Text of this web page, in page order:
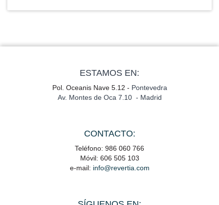
ESTAMOS EN:
Pol. Oceanis Nave 5.12 - Pontevedra
Av. Montes de Oca 7.10 - Madrid
CONTACTO:
Teléfono: 986 060 766
Móvil: 606 505 103
e-mail: info@revertia.com